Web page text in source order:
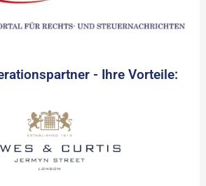
- Ihre Vorteile: